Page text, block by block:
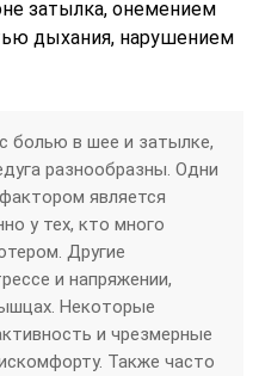
затылка, онемением
дыхания, нарушением
болью в шее и затылке,
разнообразны. Одни
является
у тех, кто много
Другие
и напряжении,
Некоторые
и чрезмерные
Также часто